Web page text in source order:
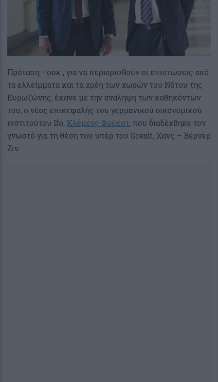
Πρόταση –σοκ , για να περιορισθούν οι επιπτώσεις από
τα ελλείμματα και τα χρέη των χωρών του Νότου της
Ευρωζώνης, έκανε με την ανάληψη των καθηκόντων
του, ο νέος επικεφαλής του γερμανικού οικονομικού
ινστιτούτου Ifo, Κλέμενς Φούεστ, που διαδέχθηκε τον
γνωστό για τη θέση του υπέρ του Grexit, Χανς – Βέρνερ
Ζιν.